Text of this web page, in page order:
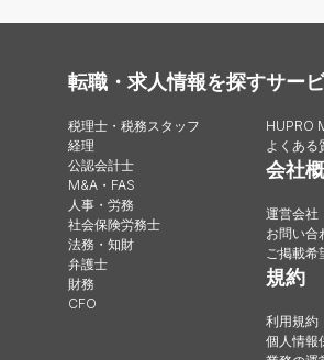
転職・求人情報を探す
税理士・税務スタッフ
経理
公認会計士
M&A・FAS
人事・労務
社会保険労務士
法務・知財
弁護士
財務
CFO
サー
HUPRO
よくある
会社
運営会社
お問い合
ご掲載希
規約
利用規約
個人情報